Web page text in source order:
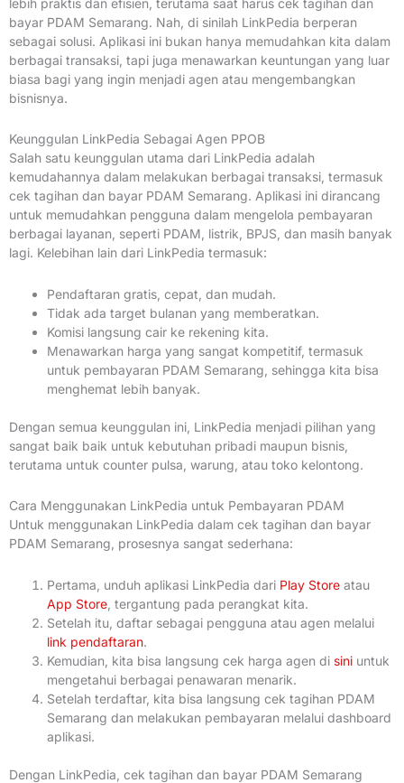
bayar PDAM Semarang. Nah, di sinilah LinkPedia berperan
sebagai solusi. Aplikasi ini bukan hanya memudahkan kita dalam
berbagai transaksi, tapi juga menawarkan keuntungan yang luar
biasa bagi yang ingin menjadi agen atau mengembangkan
bisnisnya.
Keunggulan LinkPedia Sebagai Agen PPOB
Salah satu keunggulan utama dari LinkPedia adalah
kemudahannya dalam melakukan berbagai transaksi, termasuk
cek tagihan dan bayar PDAM Semarang. Aplikasi ini dirancang
untuk memudahkan pengguna dalam mengelola pembayaran
berbagai layanan, seperti PDAM, listrik, BPJS, dan masih banyak
lagi. Kelebihan lain dari LinkPedia termasuk:
Pendaftaran gratis, cepat, dan mudah.
Tidak ada target bulanan yang memberatkan.
Komisi langsung cair ke rekening kita.
Menawarkan harga yang sangat kompetitif, termasuk
untuk pembayaran PDAM Semarang, sehingga kita bisa
menghemat lebih banyak.
Dengan semua keunggulan ini, LinkPedia menjadi pilihan yang
sangat baik baik untuk kebutuhan pribadi maupun bisnis,
terutama untuk counter pulsa, warung, atau toko kelontong.
Cara Menggunakan LinkPedia untuk Pembayaran PDAM
Untuk menggunakan LinkPedia dalam cek tagihan dan bayar
PDAM Semarang, prosesnya sangat sederhana:
Pertama, unduh aplikasi LinkPedia dari Play Store atau
App Store , tergantung pada perangkat kita.
Setelah itu, daftar sebagai pengguna atau agen melalui
link pendaftaran.
Kemudian, kita bisa langsung cek harga agen di sini untuk
mengetahui berbagai penawaran menarik.
Setelah terdaftar, kita bisa langsung cek tagihan PDAM
Semarang dan melakukan pembayaran melalui dashboard
aplikasi.
Dengan LinkPedia, cek tagihan dan bayar PDAM Semarang